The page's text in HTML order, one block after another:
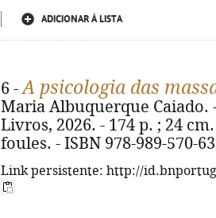
ADICIONAR À LISTA
6 -A psicologia das
Maria Albuquerque Caiado.
Livros, 2026. - 174 p. ; 24
foules. - ISBN 978-989-570-
Link persistente: http://